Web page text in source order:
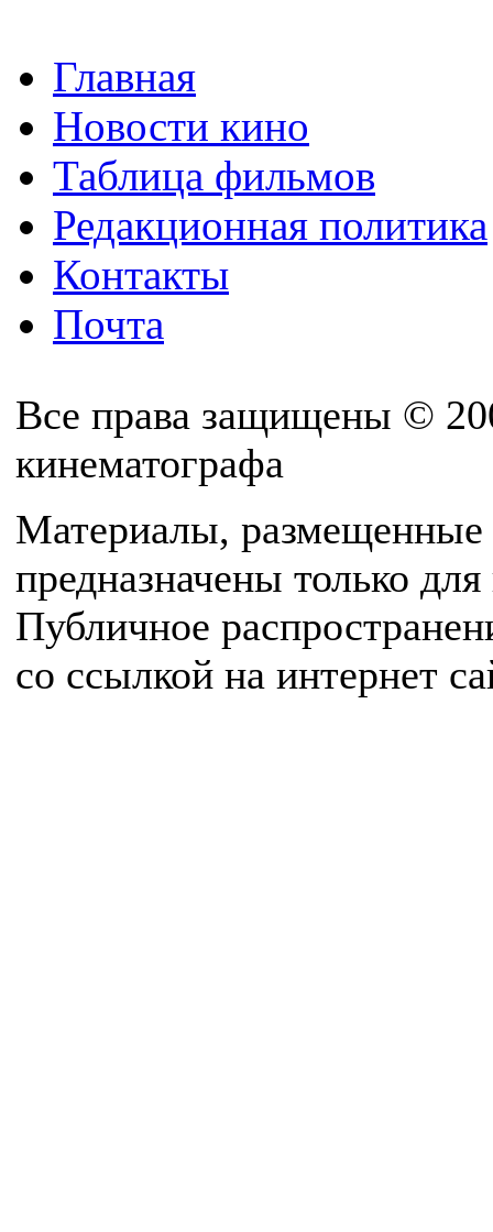
Главная
Новости кино
Таблица фильмов
Редакционная политика
Контакты
Почта
Все права защищены ©
кинематографа
Материалы, размещенные
предназначены только
Публичное
со ссылкой на интернет